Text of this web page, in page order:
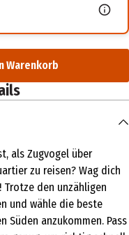
Warenkorb
als Zugvogel über
zu reisen? Wag dich
Trotze den unzähligen
und wähle die beste
Süden anzukommen. Pass